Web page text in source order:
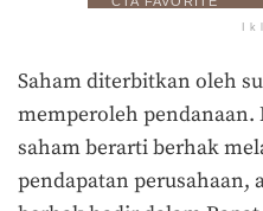
Saham diterbitkan oleh
memperoleh
saham berarti berhak
pendapatan perusahaan,